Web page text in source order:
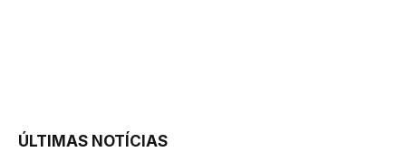
ÚLTIMAS NOTÍCIAS